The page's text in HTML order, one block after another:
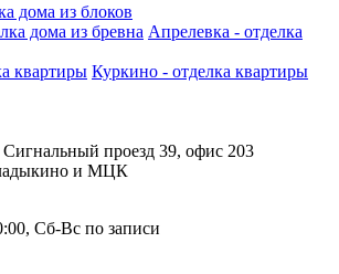
дома из блоков
Апрелевка - отделка
Куркино - отделка квартиры
проезд 39, офис 203
и МЦК
Сб-Вс по записи